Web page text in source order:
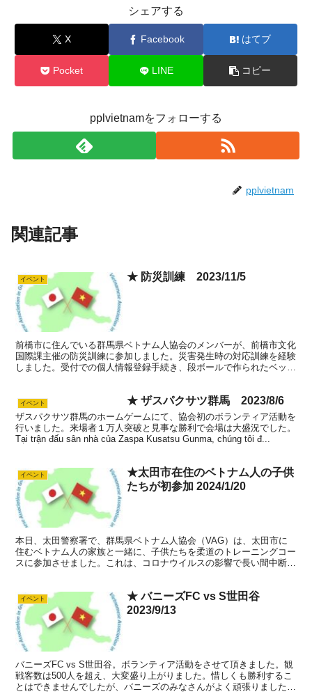
シェアする
X Facebook はてブ
Pocket LINE コピー
pplvietnamをフォローする
pplvietnam
関連記事
イベント ★ 防災訓練 2023/11/5
前橋市に住んでいる群馬県ベトナム人協会のメンバーが、前橋市文化
国際課主催の防災訓練に参加しました。災害発生時の対応訓練を経験
しました。受付での個人情報登録手続き、段ボールで作られたベッド
イベント ★ ザスパクサツ群馬 2023/8/6
ザスパクサツ群馬のホームゲームにて、協会初のボランティア活動を
行いました。来場者１万人突破と見事な勝利で会場は大盛況でした。
Tại trận đấu sân nhà của Zaspa Kusatsu Gunma, chúng tôi đ...
イベント
★太田市在住のベトナム人の子供
たちが初参加 2024/1/20
本日、太田警察署で、群馬県ベトナム人協会（VAG）は、太田市に
住むベトナム人の家族と一緒に、子供たちを柔道のトレーニングコー
スに参加させました。これは、コロナウイルスの影響で長い間中断さ
イベント
★ バニーズFC vs S世田谷
2023/9/13
バニーズFC vs S世田谷。ボランティア活動をさせて頂きました。観
戦客数は500人を超え、大変盛り上がりました。惜しくも勝利するこ
とはできませんでしたが、バニーズのみなさんがよく頑張りました。